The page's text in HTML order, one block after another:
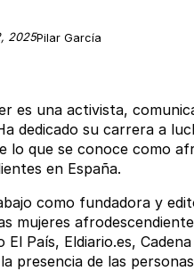
2025Pilar García
es una activista,
dedicado su carrera a
lo que se conoce como
en España.
como fundadora y
mujeres
El País, Eldiario.es,
presencia de las